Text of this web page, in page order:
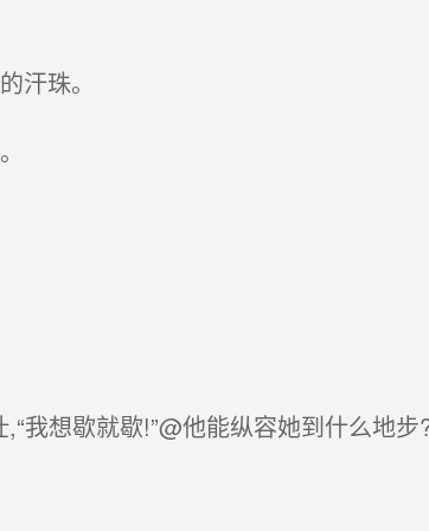
汗珠。
我想歇就歇!”@他能纵容她到什么地步